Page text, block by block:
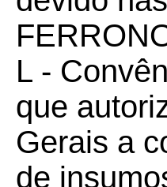
L -
que
Gerais a
de